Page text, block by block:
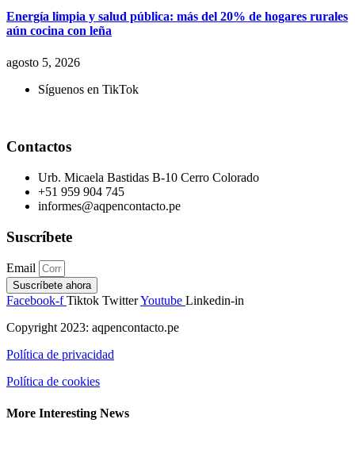
Energía limpia y salud pública: más del 20% de hogares rurales
aún cocina con leña
agosto 5, 2026
Síguenos en TikTok
Contactos
Urb. Micaela Bastidas B-10 Cerro Colorado
+51 959 904 745
informes@aqpencontacto.pe
Suscríbete
Email
Suscríbete ahora
Facebook-f Tiktok TwitterYoutube Linkedin-in
Copyright 2023: aqpencontacto.pe
Política de privacidad
Política de cookies
More Interesting News